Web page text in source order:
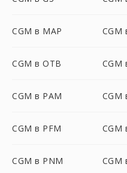
CGM в MAP CGM
CGM в OTB CGM
CGM в PAM CGM
CGM в PFM CGM
CGM в PNM CGM